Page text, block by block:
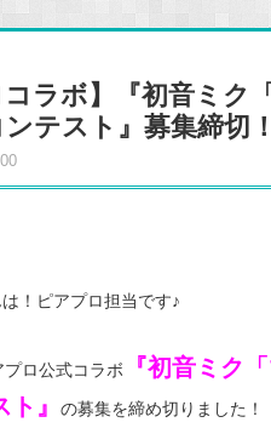
コラボ】『初音ミク
テスト』募集締切！
！ピアプロ担当です♪
プロ公式コラボ
『初音ミク
』
の募集を締め切りました！